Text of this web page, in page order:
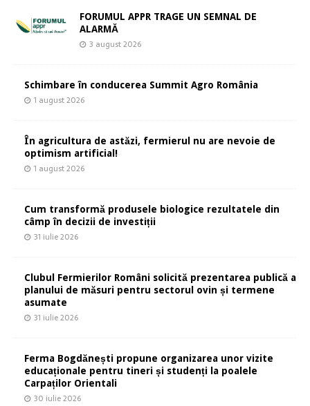
FORUMUL APPR TRAGE UN SEMNAL DE
ALARMĂ
3 august 2026
Schimbare în conducerea Summit Agro România
1 august 2026
În agricultura de astăzi, fermierul nu are nevoie de
optimism artificial!
1 august 2026
Cum transformă produsele biologice rezultatele din
câmp în decizii de investiții
31 iulie 2026
Clubul Fermierilor Români solicită prezentarea publică a
planului de măsuri pentru sectorul ovin și termene
asumate
31 iulie 2026
Ferma Bogdănești propune organizarea unor vizite
educaționale pentru tineri și studenți la poalele
Carpaților Orientali
30 iulie 2026